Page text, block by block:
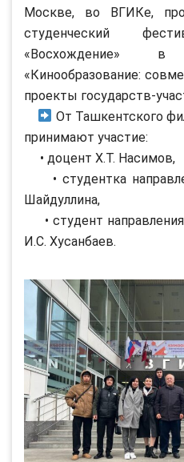
Москве, во ВГИКе,
студенческий
«Восхождение»
«Кинообразование:
проекты государств-
От Ташкентского
принимают участие:
• доцент Х.Т. Насимов,
• студентка
Шайдуллина,
• студент
И.С. Хусанбаев.